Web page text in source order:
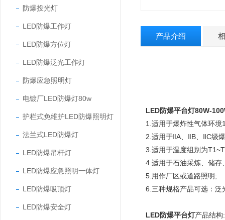
防爆投光灯
LED防爆工作灯
LED防爆方位灯
LED防爆泛光工作灯
防爆应急照明灯
电镀厂LED防爆灯80w
护栏式免维护LED防爆照明灯
法兰式LED防爆灯
LED防爆吊杆灯
LED防爆应急照明一体灯
LED防爆吸顶灯
LED防爆安全灯
产品介绍
LED防爆平台灯80W-
1.适用于爆炸性气体环境
2.适用于ⅡA、ⅡB、ⅡC级
3.适用于温度组别为
4.适用于石油采炼、储存
5.用作厂区或道路照明;
6.三种规格产品可选：
LED防爆平台灯产品结构: